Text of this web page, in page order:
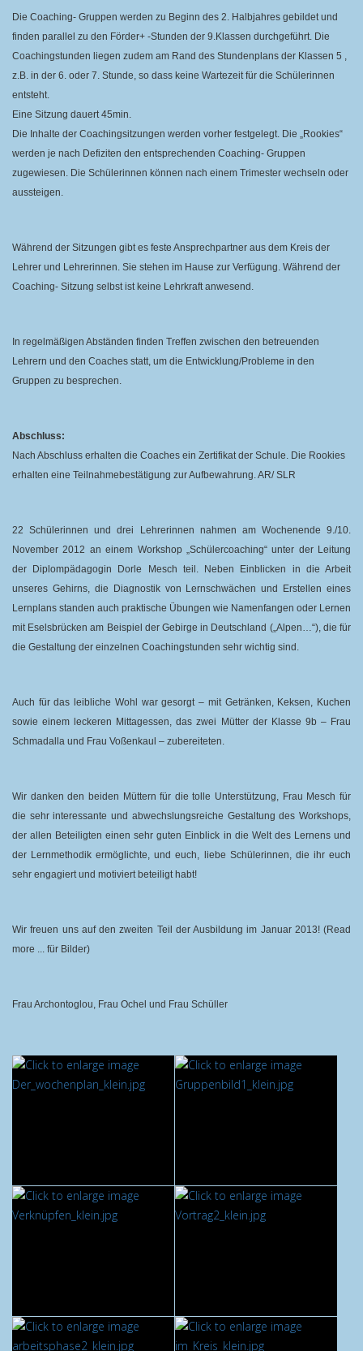
Die Coaching- Gruppen werden zu Beginn des 2. Halbjahres gebildet und
finden parallel zu den Förder+ -Stunden der 9.Klassen durchgeführt. Die
Coachingstunden liegen zudem am Rand des Stundenplans der Klassen 5 ,
z.B. in der 6. oder 7. Stunde, so dass keine Wartezeit für die Schülerinnen
entsteht.
Eine Sitzung dauert 45min.
Die Inhalte der Coachingsitzungen werden vorher festgelegt. Die „Rookies“
werden je nach Defiziten den entsprechenden Coaching- Gruppen
zugewiesen. Die Schülerinnen können nach einem Trimester wechseln oder
aussteigen.
Während der Sitzungen gibt es feste Ansprechpartner aus dem Kreis der
Lehrer und Lehrerinnen. Sie stehen im Hause zur Verfügung. Während der
Coaching- Sitzung selbst ist keine Lehrkraft anwesend.
In regelmäßigen Abständen finden Treffen zwischen den betreuenden
Lehrern und den Coaches statt, um die Entwicklung/Probleme in den
Gruppen zu besprechen.
Abschluss:
Nach Abschluss erhalten die Coaches ein Zertifikat der Schule. Die Rookies
erhalten eine Teilnahmebestätigung zur Aufbewahrung. AR/ SLR
22 Schülerinnen und drei Lehrerinnen nahmen am Wochenende 9./10.
November 2012 an einem Workshop „Schülercoaching“ unter der Leitung
der Diplompädagogin Dorle Mesch teil. Neben Einblicken in die Arbeit
unseres Gehirns, die Diagnostik von Lernschwächen und Erstellen eines
Lernplans standen auch praktische Übungen wie Namenfangen oder Lernen
mit Eselsbrücken am Beispiel der Gebirge in Deutschland („Alpen…“), die für
die Gestaltung der einzelnen Coachingstunden sehr wichtig sind.
Auch für das leibliche Wohl war gesorgt – mit Getränken, Keksen, Kuchen
sowie einem leckeren Mittagessen, das zwei Mütter der Klasse 9b – Frau
Schmadalla und Frau Voßenkaul – zubereiteten.
Wir danken den beiden Müttern für die tolle Unterstützung, Frau Mesch für
die sehr interessante und abwechslungsreiche Gestaltung des Workshops,
der allen Beteiligten einen sehr guten Einblick in die Welt des Lernens und
der Lernmethodik ermöglichte, und euch, liebe Schülerinnen, die ihr euch
sehr engagiert und motiviert beteiligt habt!
Wir freuen uns auf den zweiten Teil der Ausbildung im Januar 2013! (Read
more ... für Bilder)
Frau Archontoglou, Frau Ochel und Frau Schüller